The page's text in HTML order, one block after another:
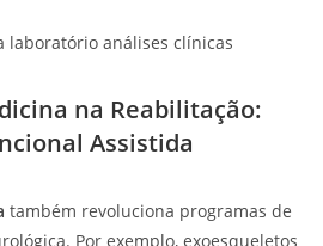
na Reabilitação:
Assistida
também revoluciona programas de
Por exemplo, exoesqueletos